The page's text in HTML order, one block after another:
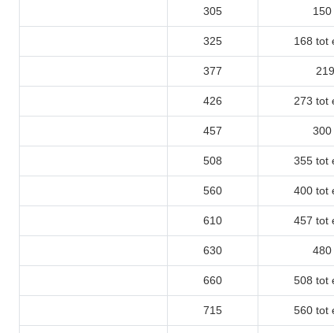
305
325 168 tot
377
426 273 tot
457 300
508 355 tot
560 400 tot
610 457 tot
630 480
660 508 tot
715 560 tot